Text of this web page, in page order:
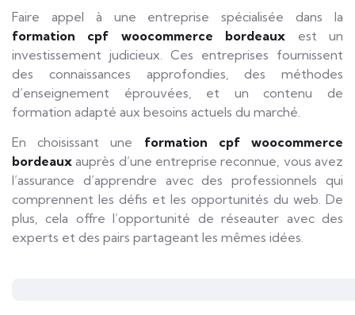
Faire appel à une entreprise spécialisée dans la
formation cpf woocommerce bordeaux est un
investissement judicieux. Ces entreprises fournissent
des connaissances approfondies, des méthodes
d’enseignement éprouvées, et un contenu de
formation adapté aux besoins actuels du marché.
En choisissant une formation cpf woocommerce
bordeaux auprès d’une entreprise reconnue, vous avez
l’assurance d’apprendre avec des professionnels qui
comprennent les défis et les opportunités du web. De
plus, cela offre l’opportunité de réseauter avec des
experts et des pairs partageant les mêmes idées.